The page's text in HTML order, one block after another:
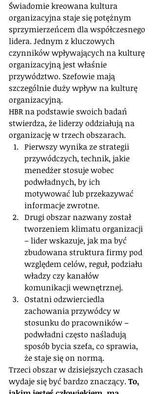
Świadomie kreowana kultura
organizacyjna staje się potężnym
sprzymierzeńcem dla współczesnego
lidera. Jednym z kluczowych
czynników wpływających na kulturę
organizacyjną jest właśnie
przywództwo. Szefowie mają
szczególnie duży wpływ na kulturę
organizacyjną.
HBR na podstawie swoich badań
stwierdza, że liderzy oddziałują na
organizację w trzech obszarach.
Pierwszy wynika ze strategii
przywódczych, technik, jakie
menedżer stosuje wobec
podwładnych, by ich
motywować lub przekazywać
informacje zwrotne.
Drugi obszar nazwany został
tworzeniem klimatu organizacji
– lider wskazuje, jak ma być
zbudowana struktura firmy pod
względem celów, reguł, podziału
władzy czy kanałów
komunikacji wewnętrznej.
Ostatni odzwierciedla
zachowania przywódcy w
stosunku do pracowników –
podwładni często naśladują
sposób bycia szefa, co sprawia,
że staje się on normą.
Trzeci obszar w dzisiejszych czasach
wydaje się być bardzo znaczący. To,